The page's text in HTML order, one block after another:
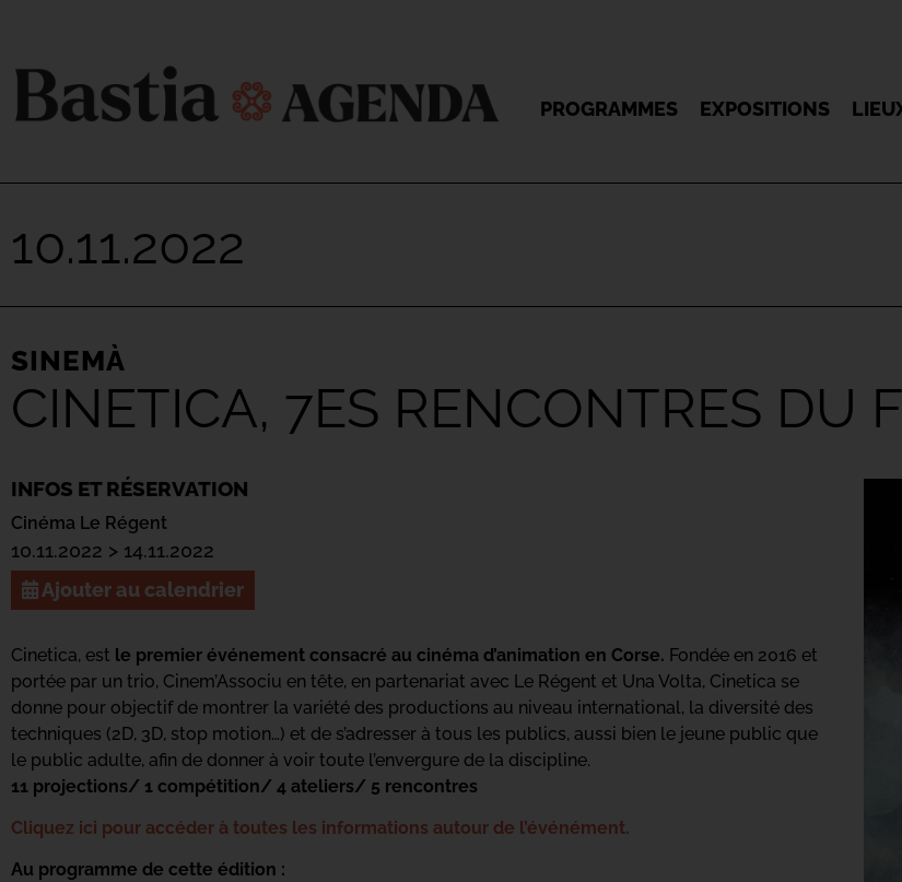
PROGRAMMES EXPOSITIONS
10.11.2022
SINEMÀ
CINETICA, 7ES RENCONTRES DU
INFOS ET RÉSERVATION
Cinéma Le Régent
10.11.2022 > 14.11.2022
Ajouter au calendrier
Cinetica, est le premier événement consacré au cinéma d’animation en Corse. Fondée en 2016 et
portée par un trio, Cinem’Associu en tête, en partenariat avec Le Régent et Una Volta, Cinetica se
donne pour objectif de montrer la variété des productions au niveau international, la diversité des
techniques (2D, 3D, stop motion…) et de s’adresser à tous les publics, aussi bien le jeune public que
le public adulte, afin de donner à voir toute l’envergure de la discipline.
11 projections/ 1 compétition/ 4 ateliers/ 5 rencontres
Cliquez ici pour accéder à toutes les informations autour de l’événément.
Au programme de cette édition :